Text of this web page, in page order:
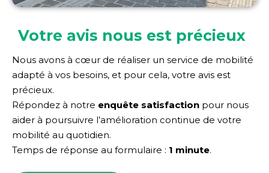
Votre avis nous est précieux
Nous avons à cœur de réaliser un service de mobilité
adapté à vos besoins, et pour cela, votre avis est
précieux.
Répondez à notre enquête satisfaction pour nous
aider à poursuivre l’amélioration continue de votre
mobilité au quotidien.
Temps de réponse au formulaire : 1 minute.